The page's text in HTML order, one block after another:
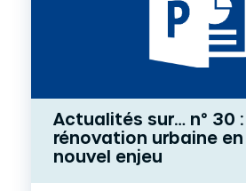
Actualités sur… n° 30 :
rénovation urbaine en
nouvel enjeu